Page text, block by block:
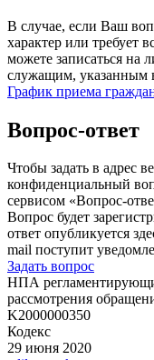
В случае, если Ваш
характер или требует
можете записаться на
служащим, указанным
График приема
Вопрос-ответ
Чтобы задать в адрес
конфиденциальный
сервисом «Вопрос-
Вопрос будет
ответ опубликуется
mail поступит
Задать вопрос
НПА
рассмотрения
K2000000350
Кодекс
29 июня 2020